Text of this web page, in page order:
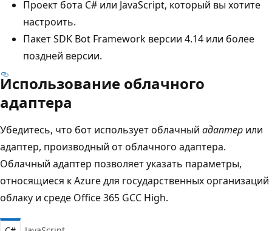
Проект бота C# или JavaScript, который вы хотите
настроить.
Пакет SDK Bot Framework версии 4.14 или более
поздней версии.
Использование облачного
адаптера
Убедитесь, что бот использует облачный адаптер или
адаптер, производный от облачного адаптера.
Облачный адаптер позволяет указать параметры,
относящиеся к Azure для государственных организаций
облаку и среде Office 365 GCC High.